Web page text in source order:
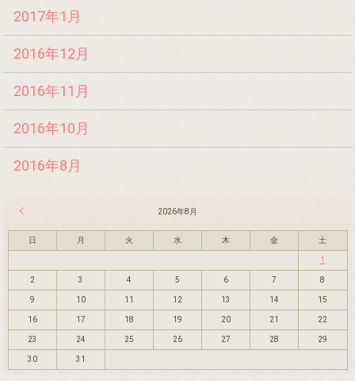
2017年1月
2016年12月
2016年11月
2016年10月
2016年8月
2026年8月
日 月 火 水 木 金 土
1
2 3 4 5 6 7 8
9 10 11 12 13 14 15
16 17 18 19 20 21 22
23 24 25 26 27 28 29
30 31